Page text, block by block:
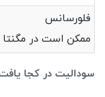
فلورسانس
ممکن است در مگنتا
سودالیت در کجا